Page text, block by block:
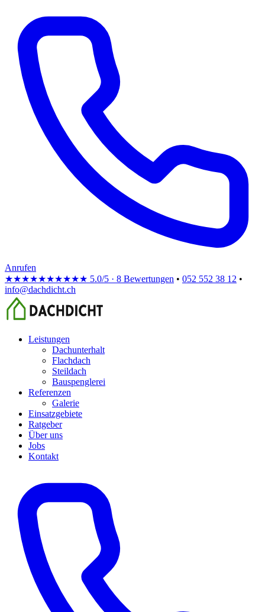
Anrufen
★★★★★★★★★★ 5.0/5 · 8 Bewertungen • 052 552 38 12 •
info@dachdicht.ch
Leistungen
Dachunterhalt
Flachdach
Steildach
Bauspenglerei
Referenzen
Galerie
Einsatzgebiete
Ratgeber
Über uns
Jobs
Kontakt